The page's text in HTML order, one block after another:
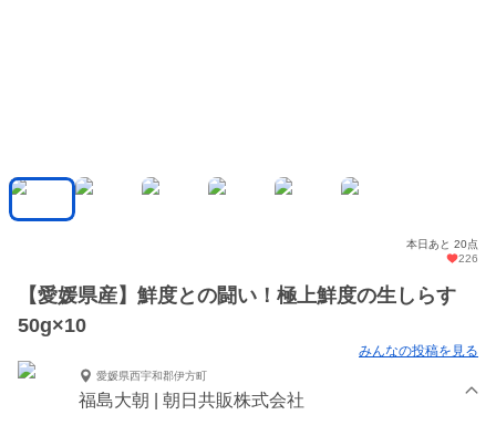
本日あと 20点
226
【愛媛県産】鮮度との闘い！極上鮮度の生しらす
50g×10
みんなの投稿を見る
愛媛県西宇和郡伊方町
福島大朝 | 朝日共販株式会社